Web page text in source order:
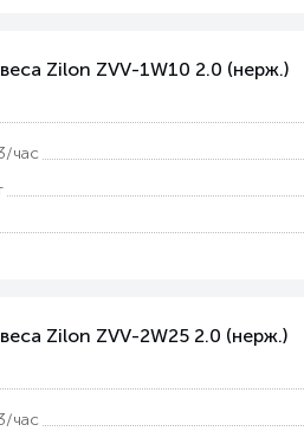
Zilon ZVV-1W10 2.0 (нерж.)
час
Zilon ZVV-2W25 2.0 (нерж.)
час